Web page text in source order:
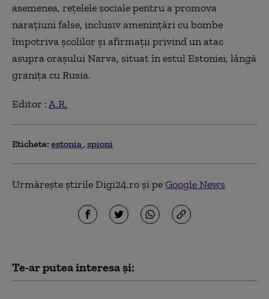
asemenea, rețelele sociale pentru a promova
narațiuni false, inclusiv amenințări cu bombe
împotriva școlilor și afirmații privind un atac
asupra orașului Narva, situat în estul Estoniei, lângă
granița cu Rusia.
Editor :A.R.
Etichete: estonia spioni
Urmărește știrile Digi24.ro și peGoogle News
Te-ar putea interesa și: